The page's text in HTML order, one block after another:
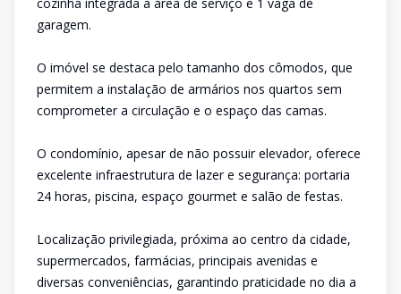
garagem.
O imóvel se destaca pelo tamanho dos cômodos, que
permitem a instalação de armários nos quartos sem
comprometer a circulação e o espaço das camas.
O condomínio, apesar de não possuir elevador, oferece
excelente infraestrutura de lazer e segurança: portaria
24 horas, piscina, espaço gourmet e salão de festas.
Localização privilegiada, próxima ao centro da cidade,
supermercados, farmácias, principais avenidas e
diversas conveniências, garantindo praticidade no dia a